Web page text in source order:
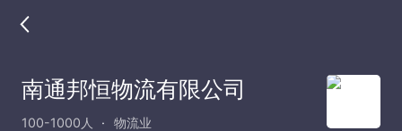
南通邦恒物流有限公司
100-1000人 物流业